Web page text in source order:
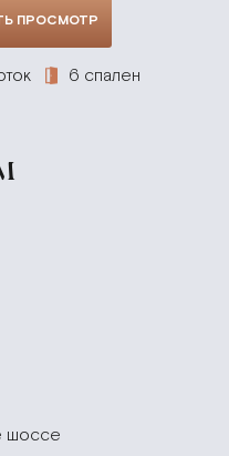
ПРОСМОТР
6 спален
шоссе